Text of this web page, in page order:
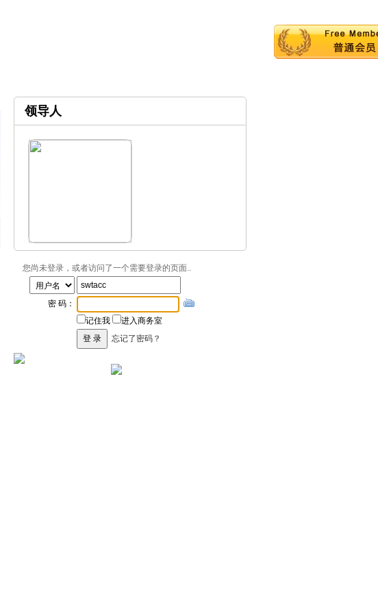
领导人
您尚未登录，或者访问了一个需要登录的页面..
密 码：
记住我
进入商务室
忘记了密码？